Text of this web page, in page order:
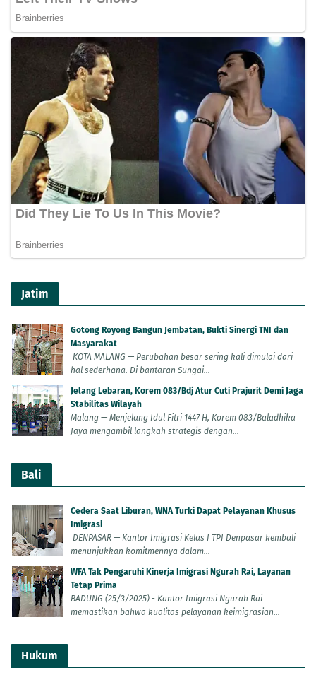
Jatim
Gotong Royong Bangun Jembatan, Bukti Sinergi TNI dan
Masyarakat
KOTA MALANG — Perubahan besar sering kali dimulai dari
hal sederhana. Di bantaran Sungai...
Jelang Lebaran, Korem 083/Bdj Atur Cuti Prajurit Demi Jaga
Stabilitas Wilayah
Malang — Menjelang Idul Fitri 1447 H, Korem 083/Baladhika
Jaya mengambil langkah strategis dengan...
Bali
Cedera Saat Liburan, WNA Turki Dapat Pelayanan Khusus
Imigrasi
DENPASAR — Kantor Imigrasi Kelas I TPI Denpasar kembali
menunjukkan komitmennya dalam...
WFA Tak Pengaruhi Kinerja Imigrasi Ngurah Rai, Layanan
Tetap Prima
BADUNG (25/3/2025) - Kantor Imigrasi Ngurah Rai
memastikan bahwa kualitas pelayanan keimigrasian...
Hukum